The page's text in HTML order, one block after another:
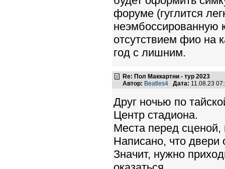
форуме (гуглится
неэмбоссированную
отсутствием фио на
год с лишним.
Re: Пол Маккартни - тур 2023
Автор: Beatles4 Дата: 11.08.23
Друг ночью по
Центр стадиона.
Места перед
Написано, что двери
Значит, нужно